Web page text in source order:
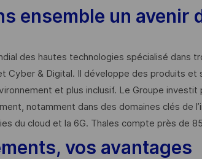
ensemble un avenir
des hautes technologies spécialisé dans
Cyber & Digital. Il développe des produits et
et plus inclusif. Le Groupe investit
notamment dans des domaines clés de
du cloud et la 6G. Thales compte près de
vos avantages